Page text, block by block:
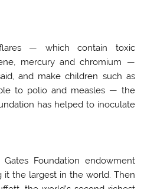
— which contain toxic
mercury and chromium —
and make children such as
to polio and measles — the
has helped to inoculate
Foundation endowment
it the largest in the world. Then